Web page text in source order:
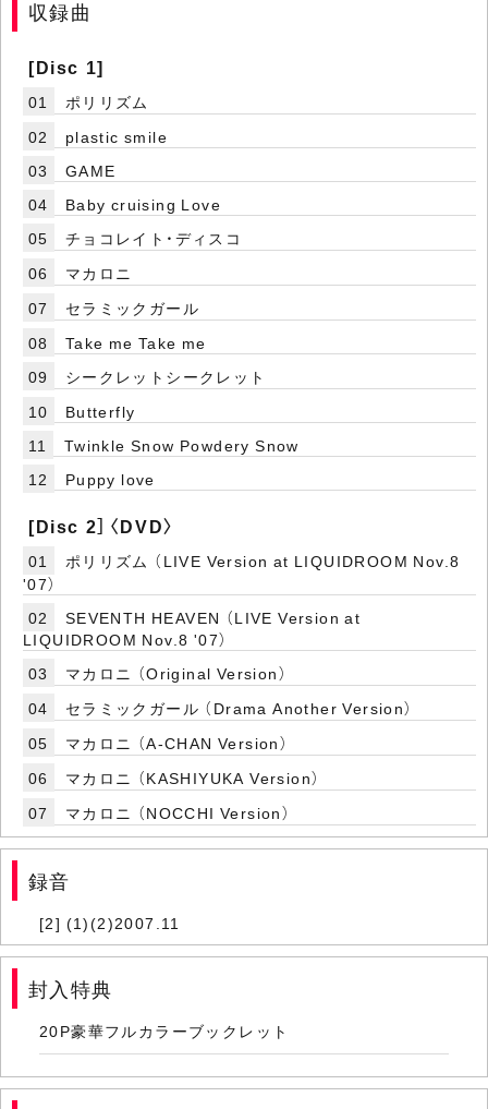
収録曲
[Disc 1]
01
ポリリズム
02
plastic smile
03
GAME
04
Baby cruising Love
05
チョコレイト・ディスコ
06
マカロニ
07
セラミックガール
08
Take me Take me
09
シークレットシークレット
10
Butterfly
11
Twinkle Snow Powdery Snow
12
Puppy love
[Disc 2］〈DVD〉
01
ポリリズム （LIVE Version at LIQUIDROOM Nov.8
'07）
02
SEVENTH HEAVEN （LIVE Version at
LIQUIDROOM Nov.8 '07）
03
マカロニ （Original Version）
04
セラミックガール （Drama Another Version）
05
マカロニ （A-CHAN Version）
06
マカロニ （KASHIYUKA Version）
07
マカロニ （NOCCHI Version）
録音
[2] (1)(2)2007.11
封入特典
20P豪華フルカラーブックレット